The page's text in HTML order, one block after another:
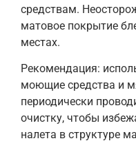
средствам.
матовое покрытие
местах.
Рекомендация:
моющие средства и
периодически
очистку, чтобы
налета в структуре